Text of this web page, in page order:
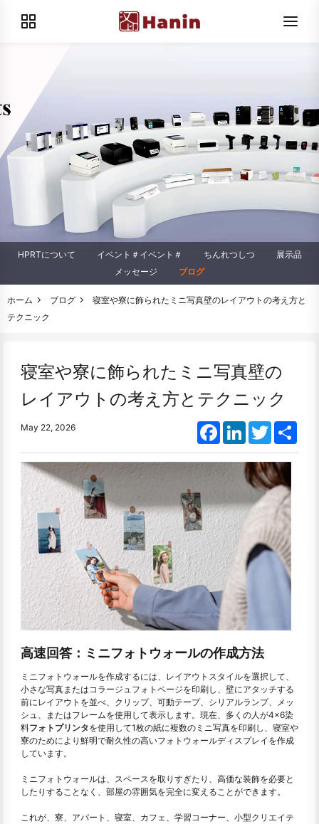
HPRTについて イベント＃イベント＃ ちんれつしつ
展示品
メッセージ
ブログ
ホーム ブログ
寝室や寮に飾られたミニ写真壁のレイアウトの考え方と
テクニック
寝室や寮に飾られたミニ写真壁の
レイアウトの考え方とテクニック
May 22, 2026 FacebookLinkedInTwitter
高速回答：ミニフォトウォールの作成方法
ミニフォトウォールを作成するには、レイアウトスタイルを選択して、
小さな写真またはコラージュフォトページを印刷し、壁にアタッチする
前にレイアウトを並べ、クリップ、可動テープ、シリアルランプ、メッ
シュ、またはフレームを使用して表示します。現在、多くの人が4×6染
料フォトプリンタを使用して1枚の紙に複数のミニ写真を印刷し、寝室や
寮のためにより鮮明で耐久性の高いフォトウォールディスプレイを作成
しています。
ミニフォトウォールは、スペースを取りすぎたり、高価な装飾を必要と
したりすることなく、部屋の雰囲気を完全に変えることができます。
これが、寮、アパート、寝室、カフェ、学習コーナー、小型クリエイテ